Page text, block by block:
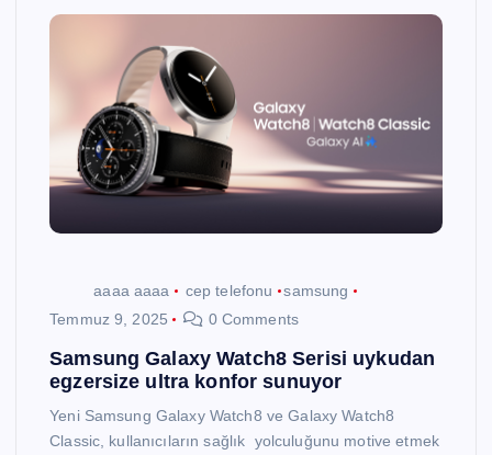
aaaa aaaa cep telefonu
samsung
Temmuz 9, 2025
0 Comments
Samsung Galaxy Watch8 Serisi uykudan
egzersize ultra konfor sunuyor
Yeni Samsung Galaxy Watch8 ve Galaxy Watch8
Classic, kullanıcıların sağlık yolculuğunu motive etmek